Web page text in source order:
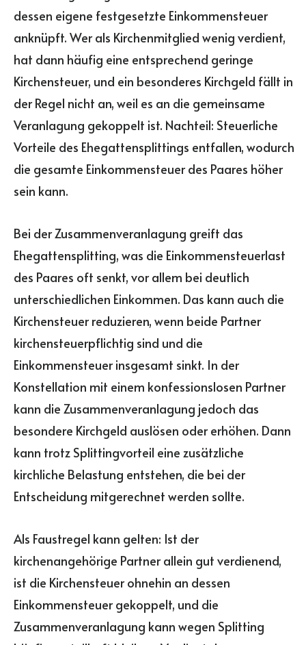
dessen eigene festgesetzte Einkommensteuer
anknüpft. Wer als Kirchenmitglied wenig verdient,
hat dann häufig eine entsprechend geringe
Kirchensteuer, und ein besonderes Kirchgeld fällt in
der Regel nicht an, weil es an die gemeinsame
Veranlagung gekoppelt ist. Nachteil: Steuerliche
Vorteile des Ehegattensplittings entfallen, wodurch
die gesamte Einkommensteuer des Paares höher
sein kann.
Bei der Zusammenveranlagung greift das
Ehegattensplitting, was die Einkommensteuerlast
des Paares oft senkt, vor allem bei deutlich
unterschiedlichen Einkommen. Das kann auch die
Kirchensteuer reduzieren, wenn beide Partner
kirchensteuerpflichtig sind und die
Einkommensteuer insgesamt sinkt. In der
Konstellation mit einem konfessionslosen Partner
kann die Zusammenveranlagung jedoch das
besondere Kirchgeld auslösen oder erhöhen. Dann
kann trotz Splittingvorteil eine zusätzliche
kirchliche Belastung entstehen, die bei der
Entscheidung mitgerechnet werden sollte.
Als Faustregel kann gelten: Ist der
kirchenangehörige Partner allein gut verdienend,
ist die Kirchensteuer ohnehin an dessen
Einkommensteuer gekoppelt, und die
Zusammenveranlagung kann wegen Splitting